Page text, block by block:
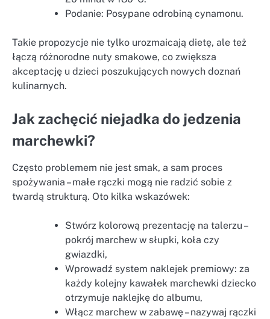
Podanie: Posypane odrobiną cynamonu.
Takie propozycje nie tylko urozmaicają dietę, ale też
łączą różnorodne nuty smakowe, co zwiększa
akceptację u dzieci poszukujących nowych doznań
kulinarnych.
Jak zachęcić niejadka do jedzenia
marchewki?
Często problemem nie jest smak, a sam proces
spożywania – małe rączki mogą nie radzić sobie z
twardą strukturą. Oto kilka wskazówek:
Stwórz kolorową prezentację na talerzu –
pokrój marchew w słupki, koła czy
gwiazdki,
Wprowadź system naklejek premiowy: za
każdy kolejny kawałek marchewki dziecko
otrzymuje naklejkę do albumu,
Włącz marchew w zabawę – nazywaj rączki